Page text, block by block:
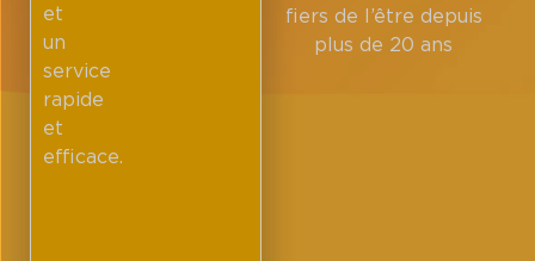
fiers de l’être depuis
plus de 20 ans
et
un
service
rapide
et
efficace.